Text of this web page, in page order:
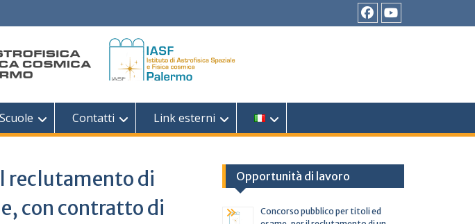
FacebookYouTube
Contatti Link esterni
reclutamento di
con contratto di
Opportunità di lavoro
Concorso pubblico per titoli ed